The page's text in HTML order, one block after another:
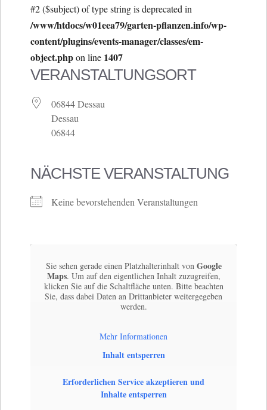
#2 ($subject) of type string is deprecated in
/www/htdocs/w01eea79/garten-pflanzen.info/wp-
content/plugins/events-manager/classes/em-
object.phpon line 1407
VERANSTALTUNGSORT
06844 Dessau
Dessau
06844
NÄCHSTE VERANSTALTUNG
Keine bevorstehenden Veranstaltungen
Sie sehen gerade einen Platzhalterinhalt von Google
Maps. Um auf den eigentlichen Inhalt zuzugreifen,
klicken Sie auf die Schaltfläche unten. Bitte beachten
Sie, dass dabei Daten an Drittanbieter weitergegeben
werden.
Mehr Informationen
Inhalt entsperren
Erforderlichen Service akzeptieren und
Inhalte entsperren